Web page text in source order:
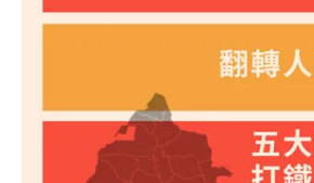
開至官網。公聽會說明不足 民團：拒
代現行區域計畫。新竹縣政府配合新
國土功能分區圖（草案）繪製作業，
縣內13鄉鎮市辦理公聽會及公展，30
公民行動」來到新竹縣政府前陳情指
上班期間舉行，公展資訊未廣傳，許